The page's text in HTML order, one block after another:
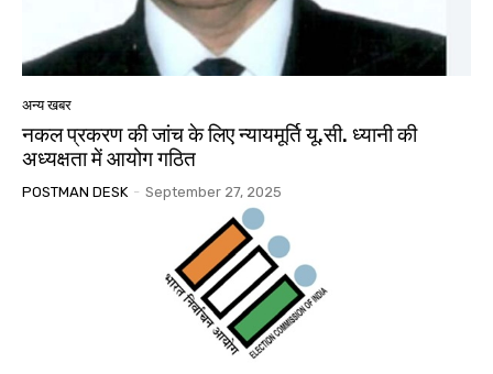
अन्य खबर
नकल प्रकरण की जांच के लिए न्यायमूर्ति यू.सी. ध्यानी की
अध्यक्षता में आयोग गठित
POSTMAN DESK - September 27, 2025